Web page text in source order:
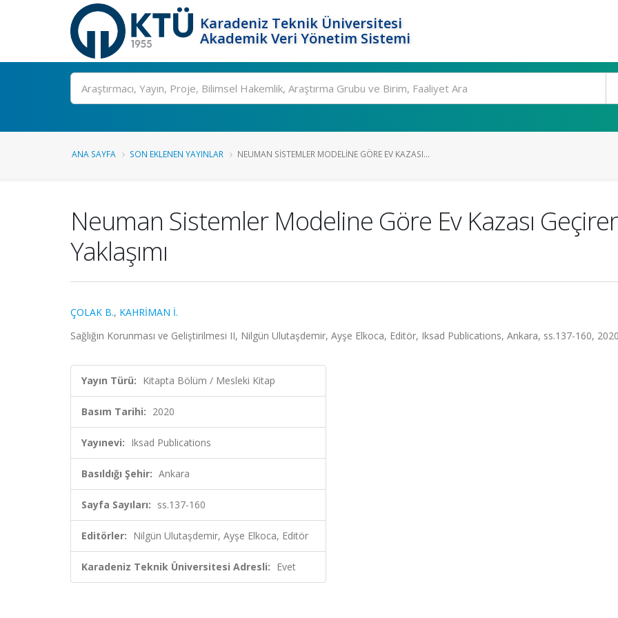
Karadeniz Teknik Üniversitesi
Akademik Veri Yönetim Sistemi
Ara
ANA SAYFA SON EKLENEN YAYINLAR NEUMAN SISTEMLER MODELINE GÖRE EV KAZASI...
Neuman Sistemler Modeline Göre Ev Kazası
Yaklaşımı
ÇOLAK B., KAHRİMAN İ.
Sağlığın Korunması ve Geliştirilmesi II, Nilgün Ulutaşdemir, Ayşe Elkoca, Editör, Iksad Publications, Ankara, ss.137-160, 2020
Yayın Türü: Kitapta Bölüm / Mesleki Kitap
Basım Tarihi: 2020
Yayınevi: Iksad Publications
Basıldığı Şehir: Ankara
Sayfa Sayıları: ss.137-160
Editörler: Nilgün Ulutaşdemir, Ayşe Elkoca, Editör
Karadeniz Teknik Üniversitesi Adresli: Evet